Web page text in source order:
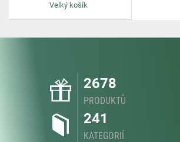
Velký košík
2678
PRODUKTŮ
241
KATEGORIÍ